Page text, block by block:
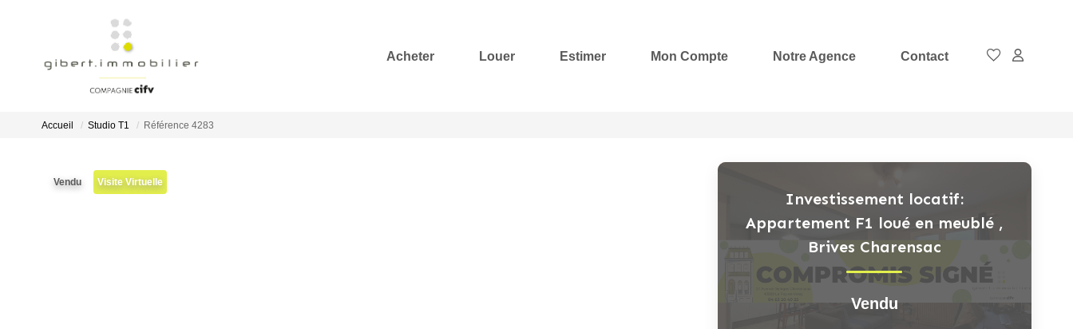
Acheter Louer Estimer Mon Compte Notre Agence Contact
Accueil Studio T1 Référence 4283
Vendu Visite Virtuelle
Investissement locatif:
Appartement F1 loué en meublé ,
Brives Charensac
Vendu